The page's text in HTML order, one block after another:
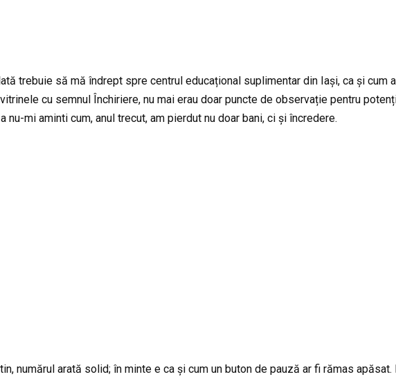
trebuie să mă îndrept spre centrul educațional suplimentar din Iași, ca și cum
cu semnul Închiriere, nu mai erau doar puncte de observație pentru
mi aminti cum, anul trecut, am pierdut nu doar bani, ci și încredere.
numărul arată solid; în minte e ca și cum un buton de pauză ar fi rămas apăsat.